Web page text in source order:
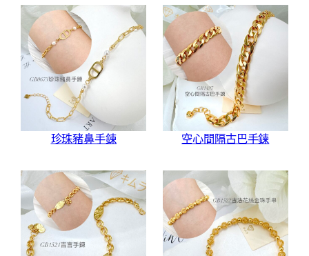
珍珠豬鼻手鍊 空心間隔古巴手鍊